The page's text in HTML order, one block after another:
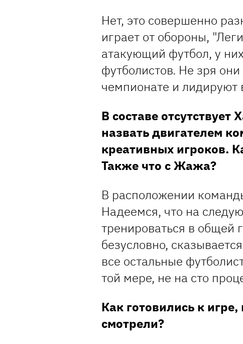
Нет, это совершенно
играет от обороны,
атакующий футбол, у
футболистов. Не зря
чемпионате и лидируют
В составе
назвать двигателем
креативных игроков.
Также что с Жажа?
В расположении
Надеемся, что на
тренироваться в общей
безусловно,
все остальные
той мере, не на сто
Как готовились к
смотрели?